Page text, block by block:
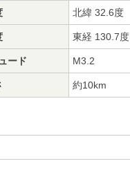
北緯 32.6度
東経 130.7度
ード M3.2
約10km